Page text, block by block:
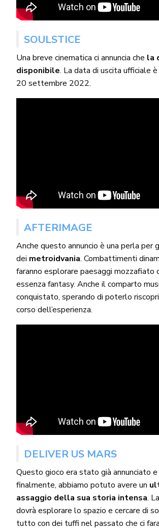
SOULSTICE
Una breve cinematica ci annuncia che la
disponibile. La data di uscita ufficiale
20 settembre 2022.
AFTERIMAGE
Anche questo annuncio è una perla per
dei metroidvania. Combattimenti
faranno esplorare paesaggi mozzafiato
essenza fantasy. Anche il comparto
conquistato, sperando di poterlo
corso dell’esperienza.
DELIVER US MARS
Questo gioco era stato già annunciato
finalmente, abbiamo potuto avere un
assaggio della sua storia intensa.
dovrà esplorare lo spazio e cercare di
tutto con dei tuffi nel passato che ci